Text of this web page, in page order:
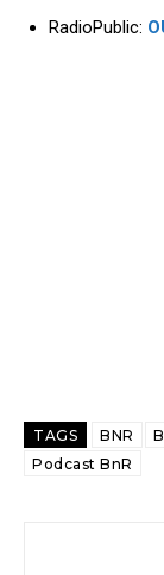
RadioPublic:
TAGS BNR
Podcast BnR